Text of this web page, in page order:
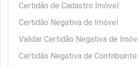
Certidão de Cadastro Imóvel
Certidão Negativa de Imóvel
Validar Certidão Negativa de
Certidão Negativa de Contribuinte